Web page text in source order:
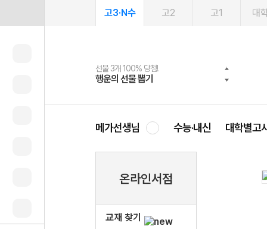
고3·N수 고2 고1 대
선물 3개 100% 당첨!
행운의 선물 뽑기
선물 100% 증정!
메가스터디 X 올리브
여름방학 스터디 캐시백
메가런 썸머스쿨
2027 러셀 단과
강사 공개선발
스마트러닝앱
설문 EVENT
메가패스
3일 무료 체험권
메가패스 수강생 무료혜택!
메가클럽 멤버십
사회공헌 캠페인
희망이룸 메가나눔
메가선생님 수능·내신 대학별고
온라인서점
교재 찾기